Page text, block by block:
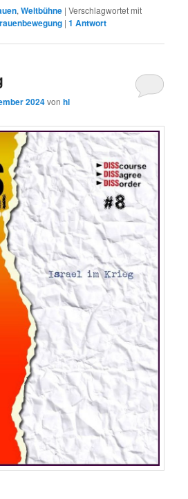
,Weltbühne |Verschlagwortet mit
|1 Antwort
2024vonhl